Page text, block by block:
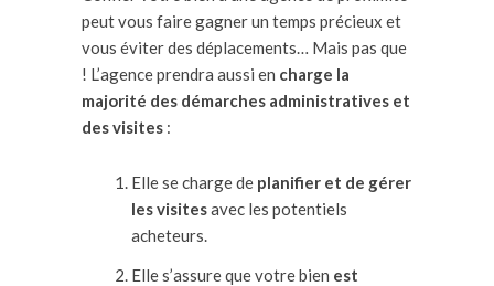
peut vous faire gagner un temps précieux et
vous éviter des déplacements… Mais pas que
! L’agence prendra aussi en charge la
majorité des démarches administratives et
des visites :
Elle se charge de planifier et de gérer
les visitesavec les potentiels
acheteurs.
Elle s’assure que votre bien est